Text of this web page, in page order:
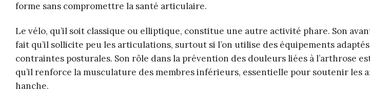
forme sans compromettre la santé articulaire.
Le vélo, qu’il soit classique ou elliptique, constitue une autre activité phare. Son
fait qu’il sollicite peu les articulations, surtout si l’on utilise des équipements
contraintes posturales. Son rôle dans la prévention des douleurs liées à l’arthrose
qu’il renforce la musculature des membres inférieurs, essentielle pour soutenir les
hanche.